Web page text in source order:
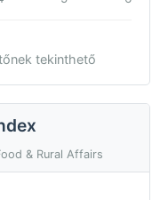
tekinthető
& Rural Affairs